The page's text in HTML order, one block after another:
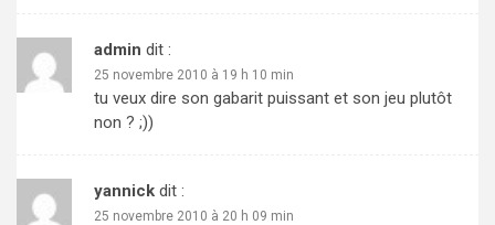
admin dit :
25 novembre 2010 à 19 h 10 min
tu veux dire son gabarit puissant et son jeu plutôt
non ? ;))
yannick dit :
25 novembre 2010 à 20 h 09 min